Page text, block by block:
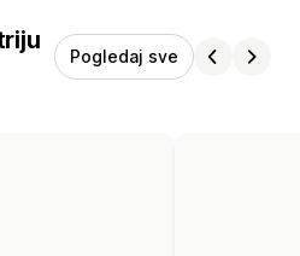
Pogledaj sve